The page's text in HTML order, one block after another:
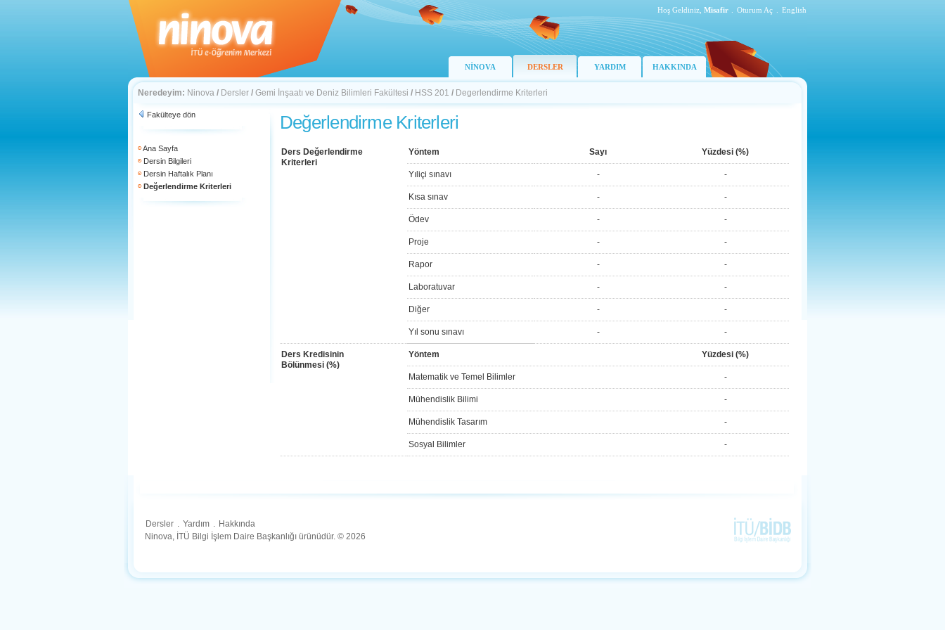
Hoş Geldiniz, Misafir Oturum Aç English
NİNOVA DERSLER YARDIM HAKKINDA
Neredeyim: Ninova / Dersler / Gemi İnşaatı ve Deniz Bilimleri Fakültesi / HSS 201 / Degerlendirme Kriterleri
Fakülteye dön
Ana Sayfa
Dersin Bilgileri
Dersin Haftalık Planı
Değerlendirme Kriterleri
Değerlendirme Kriterleri
Ders Değerlendirme
Kriterleri
Yöntem Sayı Yüzdesi (%)
Yıliçi sınavı - -
Kısa sınav - -
Ödev - -
Proje - -
Rapor - -
Laboratuvar - -
Diğer - -
Yıl sonu sınavı - -
Ders Kredisinin
Bölünmesi (%)
Yöntem Yüzdesi (%)
Matematik ve Temel Bilimler -
Mühendislik Bilimi -
Mühendislik Tasarım -
Sosyal Bilimler -
Dersler . Yardım . Hakkında
Ninova, İTÜ Bilgi İşlem Daire Başkanlığı ürünüdür. © 2026